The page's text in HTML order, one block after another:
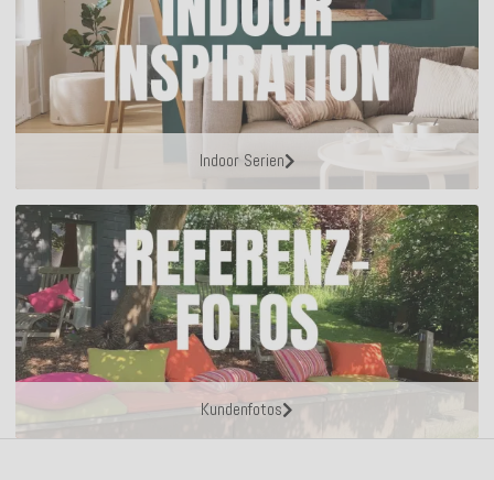
Indoor Serien
Kundenfotos